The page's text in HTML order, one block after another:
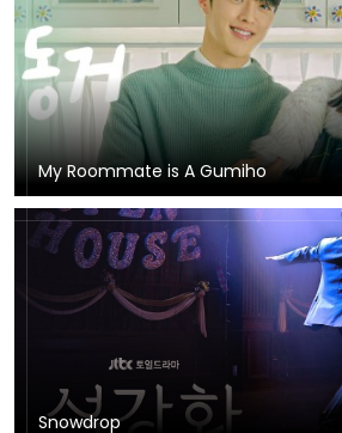
My Roommate is A Gumiho
Snowdrop